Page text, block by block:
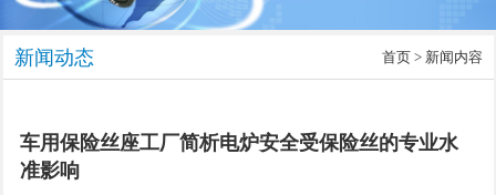
新闻动态 首页> 新闻内容
车用保险丝座工厂简析电炉安全受保险丝的专业水
准影响